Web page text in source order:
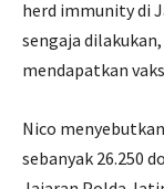
herd immunity di
sengaja
mendapatkan
Nico
sebanyak 26.250